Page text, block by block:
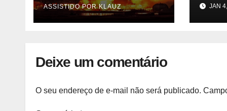
(UNIQUIMA/Quema)
ASSISTIDO POR KLAUZ JAN
Deixe um comentário
O seu endereço de e-mail não será publicado.